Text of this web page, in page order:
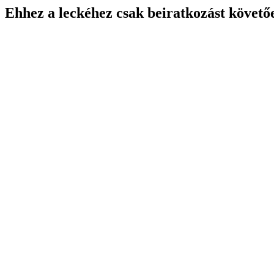
Ehhez a leckéhez csak beiratkozást